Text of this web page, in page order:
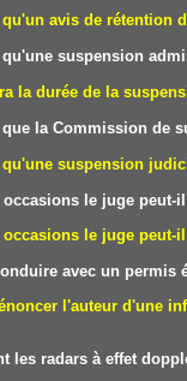
qu'un avis de rétention
qu'une suspension
la durée de la
que la Commission de
qu'une suspension
le juge peut-
le juge
avec un permis
l'auteur d'une
les radars à effet